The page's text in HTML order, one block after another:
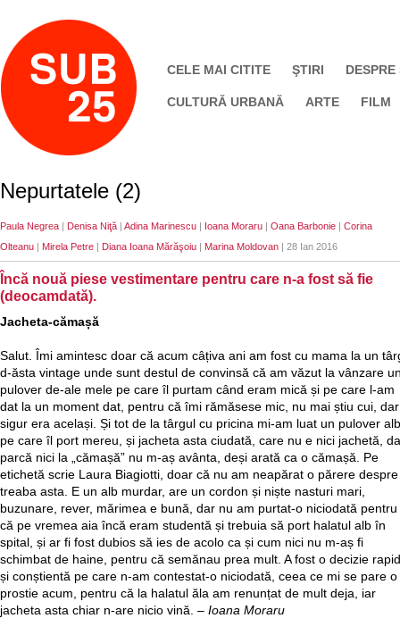
CELE MAI CITITE ŞTIRI DESPRE
CULTURĂ URBANĂ ARTE FILM
Nepurtatele (2)
Paula Negrea | Denisa Niţă | Adina Marinescu | Ioana Moraru | Oana Barbonie | Corina
Olteanu | Mirela Petre | Diana Ioana Mărăşoiu | Marina Moldovan | 28 Ian 2016
Încă nouă piese vestimentare pentru care n-a fost să fie
(deocamdată).
Jacheta-cămașă
Salut. Îmi amintesc doar că acum câțiva ani am fost cu mama la un
d-ăsta vintage unde sunt destul de convinsă că am văzut la vânzare
pulover de-ale mele pe care îl purtam când eram mică și pe care l-am
dat la un moment dat, pentru că îmi rămăsese mic, nu mai știu cui, dar
sigur era același. Și tot de la târgul cu pricina mi-am luat un pulover
pe care îl port mereu, și jacheta asta ciudată, care nu e nici jachetă,
parcă nici la „cămașă” nu m-aș avânta, deși arată ca o cămașă. Pe
etichetă scrie Laura Biagiotti, doar că nu am neapărat o părere despre
treaba asta. E un alb murdar, are un cordon și niște nasturi mari,
buzunare, rever, mărimea e bună, dar nu am purtat-o niciodată pentru
că pe vremea aia încă eram studentă și trebuia să port halatul alb în
spital, și ar fi fost dubios să ies de acolo ca și cum nici nu m-aș fi
schimbat de haine, pentru că semănau prea mult. A fost o decizie
și conștientă pe care n-am contestat-o niciodată, ceea ce mi se pare o
prostie acum, pentru că la halatul ăla am renunțat de mult deja, iar
jacheta asta chiar n-are nicio vină. – Ioana Moraru